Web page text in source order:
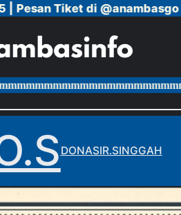
Tiket di @anambasgo
DONASIR.SINGGAH
Tiket di @anambasgo